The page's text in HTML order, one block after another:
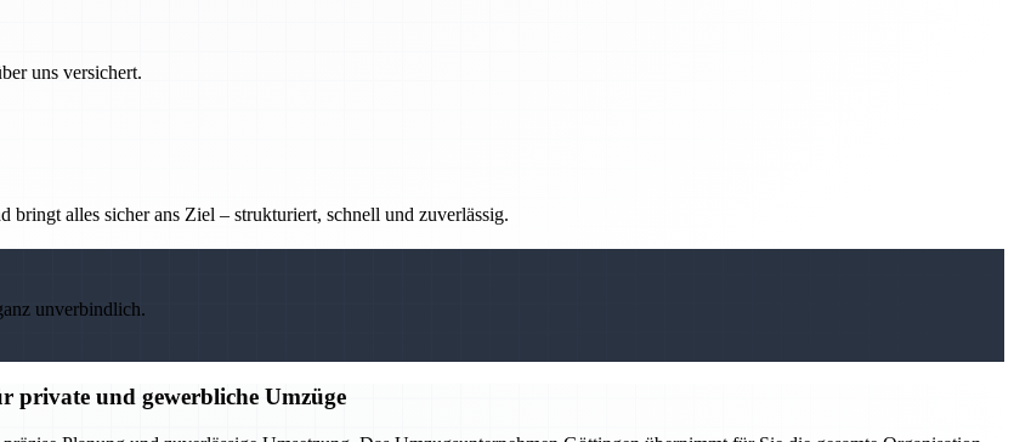
uns versichert.
alles sicher ans Ziel – strukturiert, schnell und zuverlässig.
unverbindlich.
private und gewerbliche Umzüge